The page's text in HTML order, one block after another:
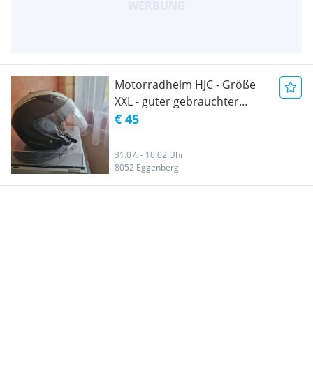
Motorradhelm HJC - Größe
XXL - guter gebrauchter
Zustand
€ 45
31.07. - 10:02 Uhr
8052 Eggenberg